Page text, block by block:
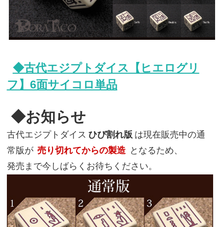
◆古代エジプトダイス【ヒエログリ
フ】6面サイコロ単品
◆お知らせ
古代エジプトダイス ひび割れ版 は現在販売中の通
常版が 売り切れてからの製造 となるため、
発売まで今しばらくお待ちください。